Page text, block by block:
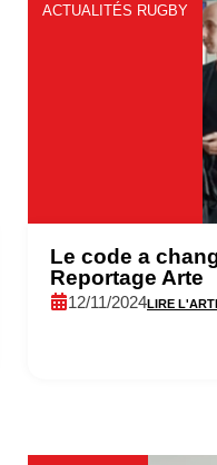
ACTUALITÉS RUGBY
Le code a
Reportage Arte
12/11/2024LIRE